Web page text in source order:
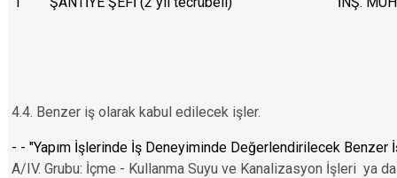
4.4. Benzer iş olarak kabul edilecek işler.
- - "Yapım İşlerinde İş Deneyiminde Değerlendirilecek Benzer
A/IV. Grubu: İçme - Kullanma Suyu ve Kanalizasyon İşleri ya